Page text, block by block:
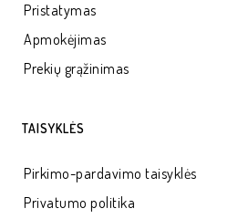
Pristatymas
Apmokėjimas
Prekių grąžinimas
TAISYKLĖS
Pirkimo-pardavimo taisyklės
Privatumo politika